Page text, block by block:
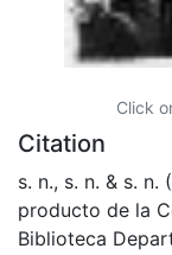
Click
Citation
s. n., s. n. & s.
producto de la
Biblioteca